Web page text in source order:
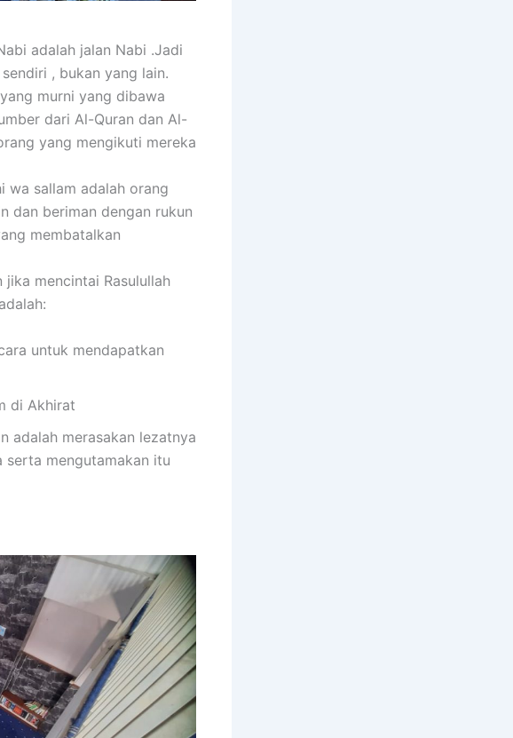
adalah jalan Nabi .Jadi
, bukan yang lain.
murni yang dibawa
dari Al-Quran dan Al-
yang mengikuti mereka
wa sallam adalah orang
dan beriman dengan rukun
membatalkan
mencintai Rasulullah
untuk mendapatkan
di Akhirat
adalah merasakan lezatnya
serta mengutamakan itu